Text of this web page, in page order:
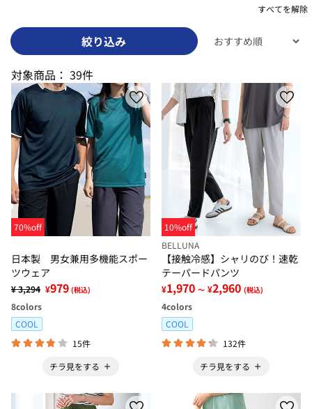
すべてを解除
絞り込み
対象商品： 39件
70%off
日本製 男女兼用多機能スポー
ツウェア
¥ 3,294 ¥979 (税込)
8colors
COOL
15件
チラ見をする
10%off
BELLUNA
【接触冷感】シャリのび！速乾
テーパードパンツ
¥1,970 ～ ¥2,960 (税込)
4colors
COOL
132件
チラ見をする